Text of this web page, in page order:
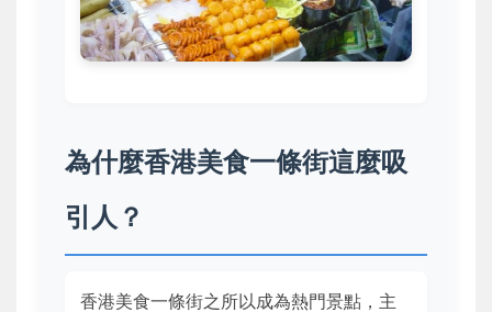
為什麼香港美食一條街這麼吸
引人？
香港美食一條街之所以成為熱門景點，主